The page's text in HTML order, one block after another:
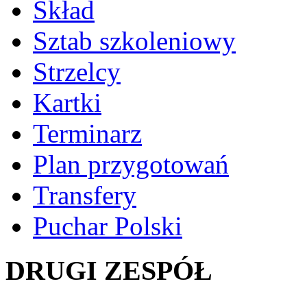
Skład
Sztab szkoleniowy
Strzelcy
Kartki
Terminarz
Plan przygotowań
Transfery
Puchar Polski
DRUGI ZESPÓŁ